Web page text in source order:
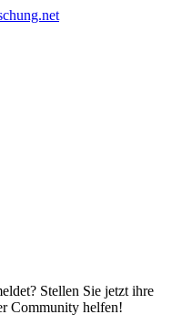
Stellen Sie jetzt ihre
Community helfen!